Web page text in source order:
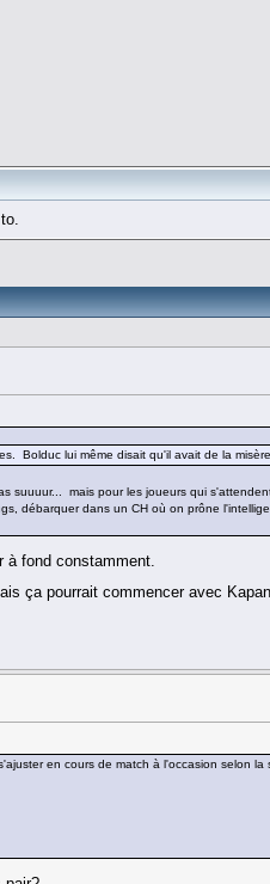
Bolduc lui même disait qu'il avait de la
suuuur... mais pour les joueurs qui
débarquer dans un CH où on prône
fond constamment.
ça pourrait commencer avec
en cours de match à l'occasion selon la